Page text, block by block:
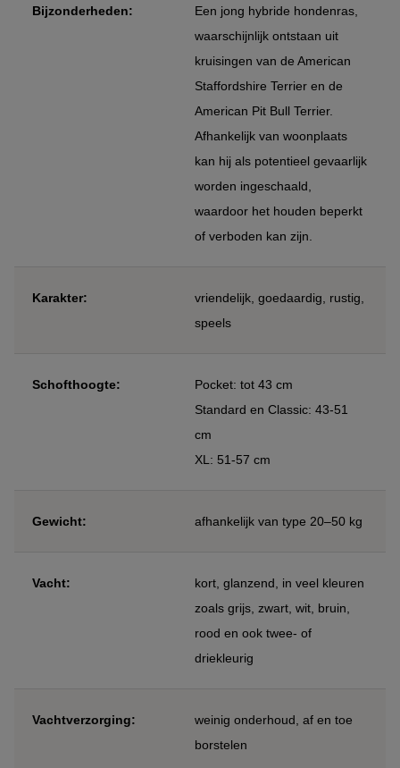
Bijzonderheden:
Een jong hybride hondenras,
waarschijnlijk ontstaan uit
kruisingen van de American
Staffordshire Terrier en de
American Pit Bull Terrier.
Afhankelijk van woonplaats
kan hij als potentieel gevaarlijk
worden ingeschaald,
waardoor het houden beperkt
of verboden kan zijn.
Karakter:
vriendelijk, goedaardig, rustig,
speels
Schofthoogte:
Pocket: tot 43 cm
Standard en Classic: 43-51
cm
XL: 51-57 cm
Gewicht: afhankelijk van type 20–50 kg
Vacht:
kort, glanzend, in veel kleuren
zoals grijs, zwart, wit, bruin,
rood en ook twee- of
driekleurig
Vachtverzorging:
weinig onderhoud, af en toe
borstelen